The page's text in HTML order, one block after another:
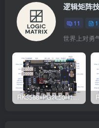
逻辑矩阵
11
世界上对勇
RK3568+PG2L50H100H主板产品手册